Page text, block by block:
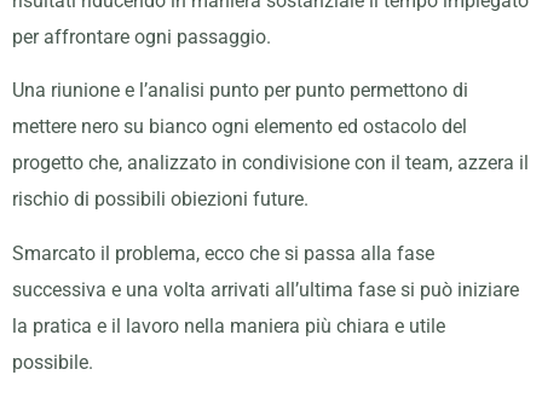
per affrontare ogni passaggio.
Una riunione e l’analisi punto per punto permettono di
mettere nero su bianco ogni elemento ed ostacolo del
progetto che, analizzato in condivisione con il team, azzera il
rischio di possibili obiezioni future.
Smarcato il problema, ecco che si passa alla fase
successiva e una volta arrivati all’ultima fase si può iniziare
la pratica e il lavoro nella maniera più chiara e utile
possibile.